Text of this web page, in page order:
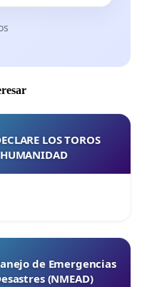
LOS TOROS
de Emergencias
(NMEAD)